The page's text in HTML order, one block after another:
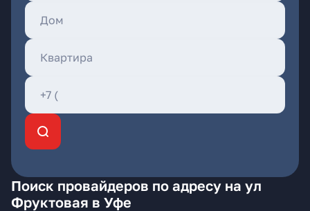
Поиск провайдеров по адресу на ул
Фруктовая в Уфе